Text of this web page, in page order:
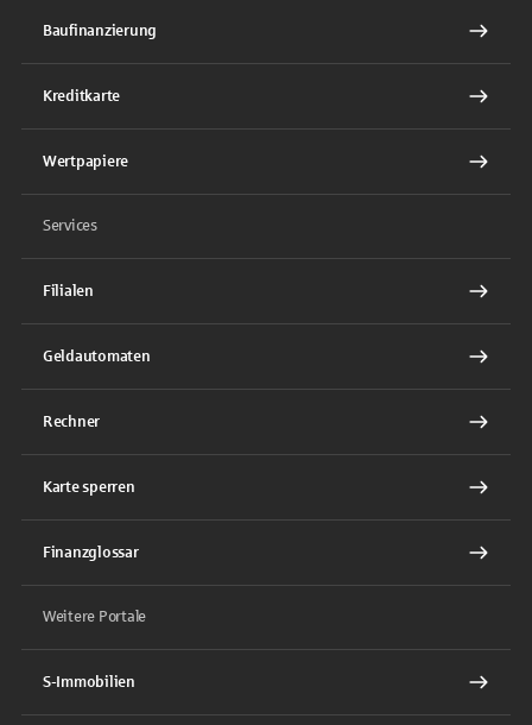
Baufinanzierung
Kreditkarte
Wertpapiere
Services
Filialen
Geldautomaten
Rechner
Karte sperren
Finanzglossar
Weitere Portale
S-Immobilien